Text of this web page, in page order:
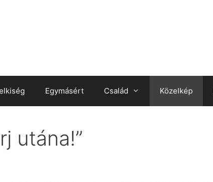
Egymásért Család Közelkép
utána!”